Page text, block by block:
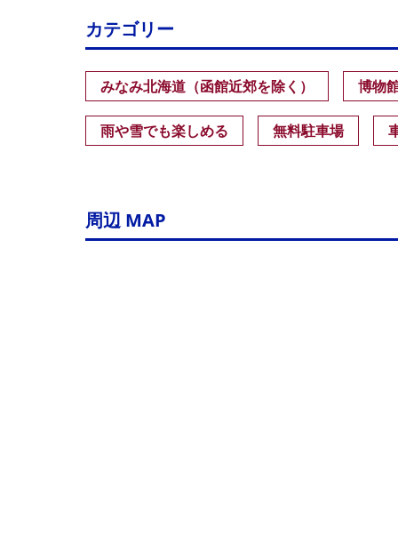
カテゴリー
みなみ北海道（函館近郊を除く） 博物
雨や雪でも楽しめる 無料駐車場
周辺 MAP